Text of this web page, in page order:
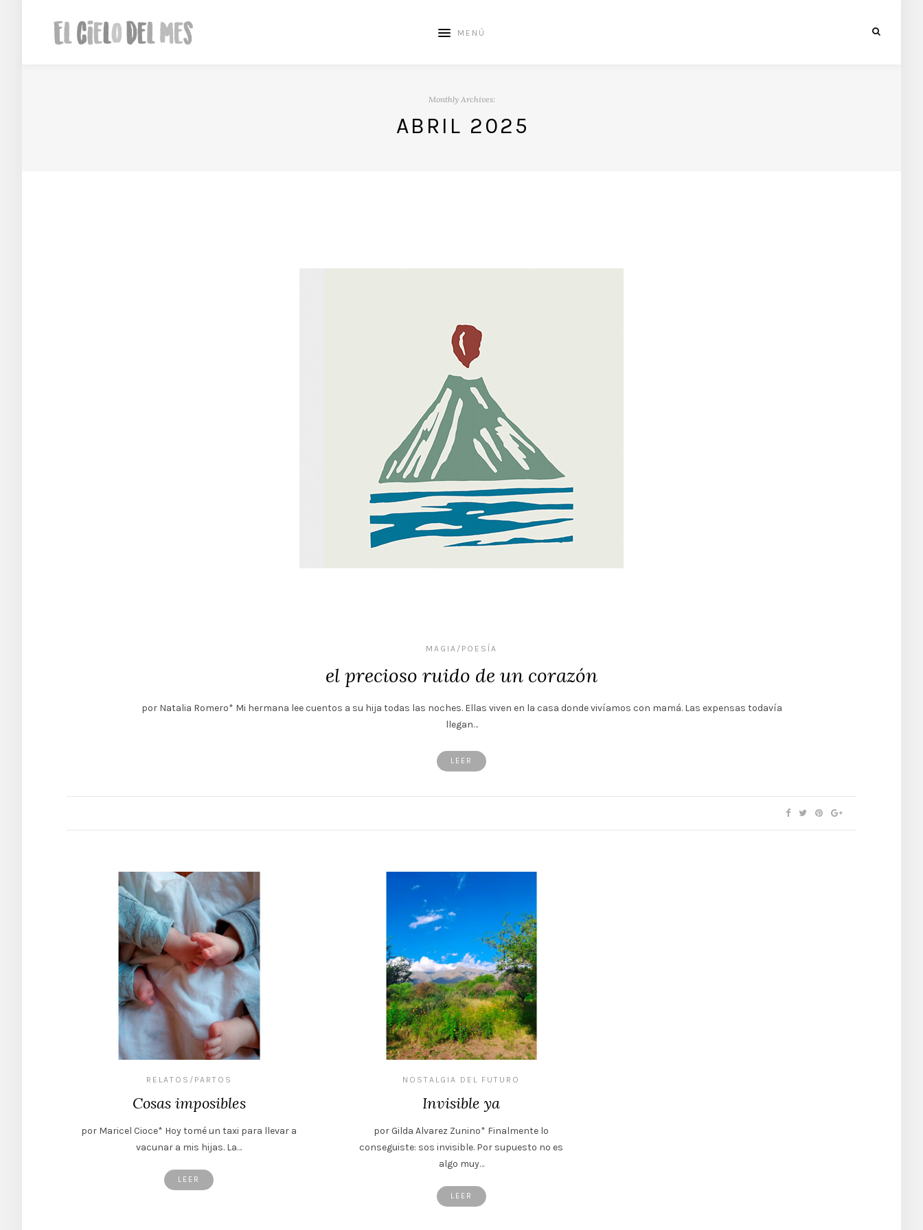
MENÚ
Monthly Archives:
ABRIL 2025
MAGIA/POESÍA
el precioso ruido de un corazón
por Natalia Romero* Mi hermana lee cuentos a su hija todas las noches. Ellas viven en la casa donde vivíamos con mamá. Las expensas todavía
llegan…
LEER
RELATOS/PARTOS
Cosas imposibles
por Maricel Cioce* Hoy tomé un taxi para llevar a
vacunar a mis hijas. La…
LEER
NOSTALGIA DEL FUTURO
Invisible ya
por Gilda Alvarez Zunino* Finalmente lo
conseguiste: sos invisible. Por supuesto no es
algo muy…
LEER